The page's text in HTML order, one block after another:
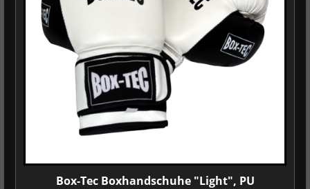
Box-Tec Boxhandschuhe "Light", PU